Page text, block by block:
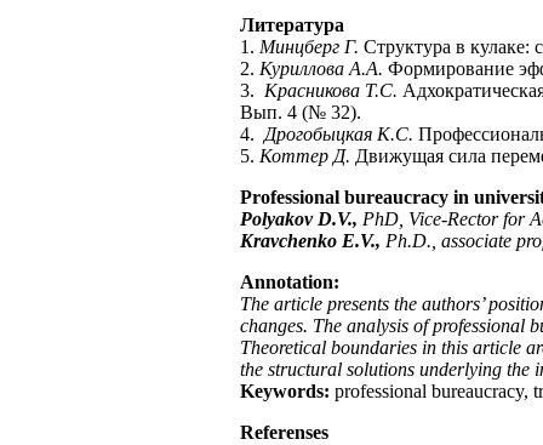
Литература
1. Минцберг Г. Структура в кулаке:
2. Куриллова А.А. Формирование
3. Красникова Т.С.
Вып. 4 (№ 32).
4.Дрогобыцкая К.С.
5. Коттер Д. Движущая сила
Professional bureaucracy in
Polyakov D.V., PhD, Vice-Rector for
Kravchenko E.V., Ph.D., associate
Annotation:
The article presents the authors’
changes. The analysis of professional
Theoretical boundaries in this article
the structural solutions underlying the
Keywords: professional bureaucracy,
Referenses